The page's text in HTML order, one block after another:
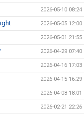
2026-05-10 08:24
2026-05-05 12:00
2026-05-01 21:55
2026-04-29 07:40
2026-04-16 17:03
2026-04-15 16:29
2026-04-08 18:01
2026-02-21 22:26